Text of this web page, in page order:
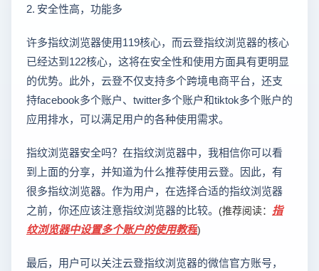
2. 安全性高，功能多
许多指纹浏览器使用119核心，而云登指纹浏览器的核心
已经达到122核心，这将在安全性和使用方面具有更明显
的优势。此外，云登不仅支持多个跨境电商平台，还支
持facebook多个账户、twitter多个账户和tiktok多个账户的
应用排水，可以满足用户的各种使用需求。
指纹浏览器安全吗？在指纹浏览器中，我相信你可以看
到上面的分享，并知道为什么推荐使用云登。因此，有
很多指纹浏览器。作为用户，在选择合适的指纹浏览器
之前，你还应该注意指纹浏览器的比较。 (推荐阅读： 指
纹浏览器中设置多个账户的使用教程)
最后，用户可以关注云登指纹浏览器的微信官方账号，